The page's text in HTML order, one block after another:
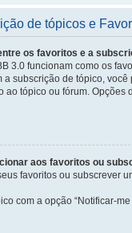
de tópicos e
os favoritos e a
3.0 funcionam como os
a subscrição de tópico,
ao tópico ou fórum.
aos favoritos ou
favoritos ou subscrever
com a opção “Notificar-